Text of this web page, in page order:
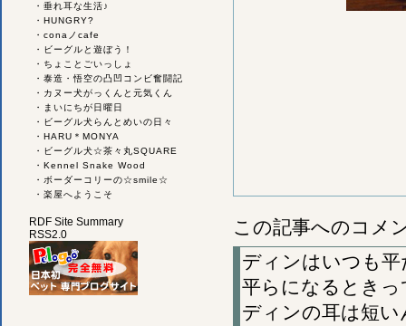
・ 垂れ耳な生活♪
・ HUNGRY?
・ conaノcafe
・
ビーグルと遊ぼう！
・ ちょことごいっしょ
・ 泰造・悟空の凸凹コンビ奮闘記
・ カヌー犬がっくんと元気くん
・
まいにちが日曜日
・
ビーグル犬らんとめいの日々
・ HARU＊MONYA
・
ビーグル犬☆茶々丸SQUARE
・ Kennel Snake Wood
・ ボーダーコリーの☆smile☆
・ 楽屋へようこそ
RDF Site Summary
RSS2.0
この記事へのコメ
ディンはいつも
平らになるとき
ディンの耳は短